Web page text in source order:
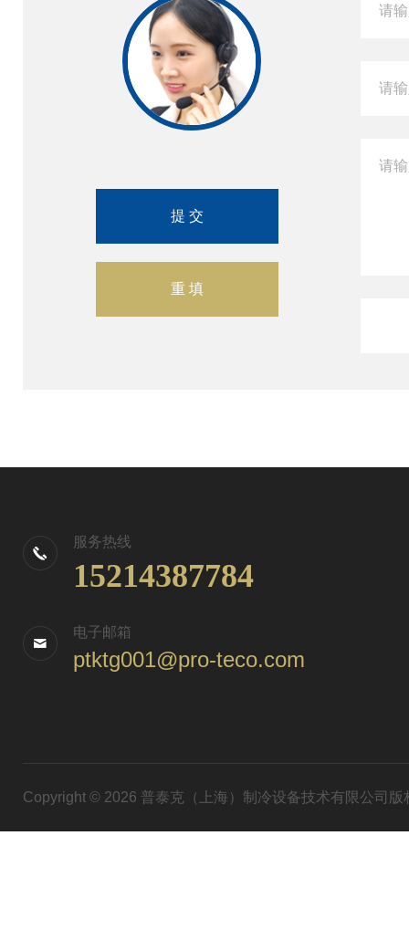
服务热线
15214387784
电子邮箱
ptktg001@pro-teco.com
Copyright © 2026 普泰克（上海）制冷设备技术有限公司版